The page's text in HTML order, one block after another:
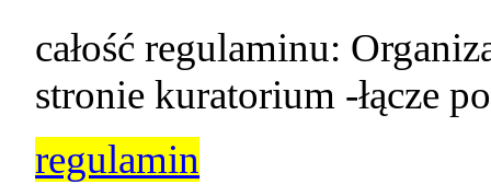
całość regulaminu:
stronie kuratorium -łącze
regulamin